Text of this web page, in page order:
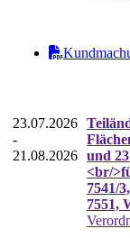
23.07.2026
-
21.08.2026 und
<br/
7541/
7551,